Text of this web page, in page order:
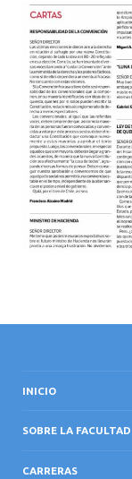
INICIO
SOBRE LA FACULTAD
CARRERAS